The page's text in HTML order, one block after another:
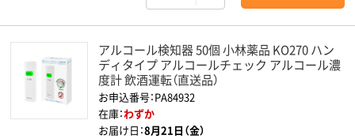
アルコール検知器 50個 小林薬品 KO270 ハン
ディタイプ アルコールチェック アルコール濃
度計 飲酒運転（直送品）
お申込番号：PA84932
在庫：わずか
お届け日：8月21日（金）